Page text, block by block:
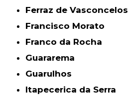
Ferraz de Vasconcelos
Francisco Morato
Franco da Rocha
Guararema
Guarulhos
Itapecerica da Serra